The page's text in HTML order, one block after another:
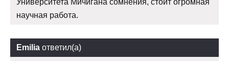
Университета Мичигана сомнения, стоит огромная
научная работа.
Emilia ответил(а)